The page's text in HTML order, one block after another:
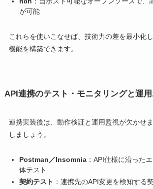
が可能
これらを使いこなせば、技術力の差を最小化
機能を構築できます。
API連携のテスト・モニタリングと運用
連携実装後は、動作検証と運用監視が欠かせ
しましょう。
Postman／Insomnia：API仕様に沿った
体テスト
契約テスト ：連携先のAPI変更を検知する